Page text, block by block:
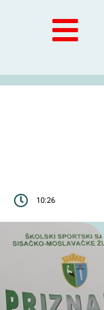
10:26